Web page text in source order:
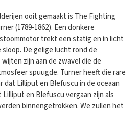
ooit gemaakt is The Fighting
(1789-1862). Een donkere
trekt een statig en in licht
De gelige lucht rond de
zijn aan de zwavel die de
spuugde. Turner heeft die rare
dat Lilliput en Blefuscu in de oceaan
en Blefuscu vergaan zijn als
binnengetrokken. We zullen het